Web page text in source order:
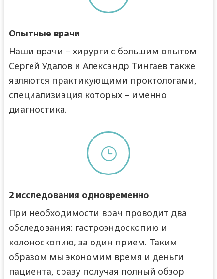
Опытные врачи
Наши врачи – хирурги с большим опытом
Сергей Удалов и Александр Тингаев также
являются практикующими проктологами,
специализиация которых – именно
диагностика.
}
2 исследования одновременно
При необходимости врач проводит два
обследования: гастроэндоскопию и
колоноскопию, за один прием. Таким
образом мы экономим время и деньги
пациента, сразу получая полный обзор